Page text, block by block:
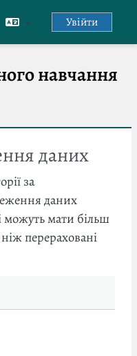
Увійти
навчання
даних
за
даних
можуть мати більш
ніж перераховані